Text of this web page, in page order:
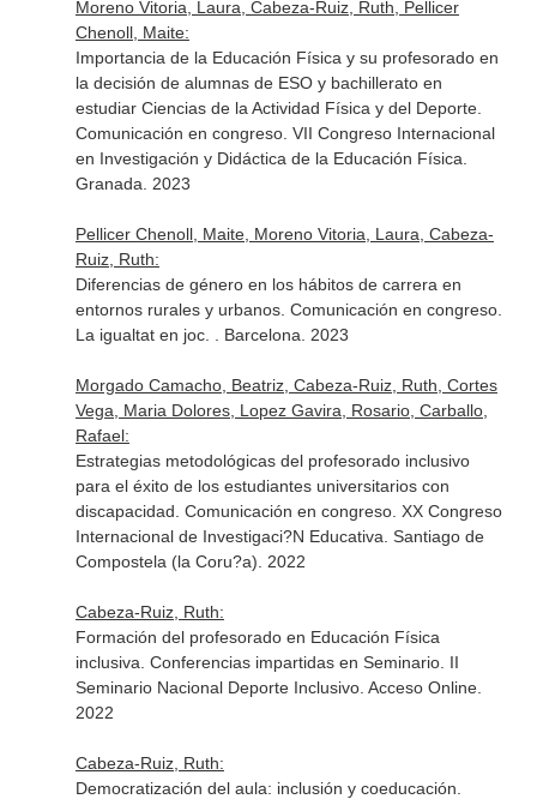
Moreno Vitoria, Laura, Cabeza-Ruiz, Ruth, Pellicer
Chenoll, Maite:
Importancia de la Educación Física y su profesorado en
la decisión de alumnas de ESO y bachillerato en
estudiar Ciencias de la Actividad Física y del Deporte.
Comunicación en congreso. VII Congreso Internacional
en Investigación y Didáctica de la Educación Física.
Granada. 2023
Pellicer Chenoll, Maite, Moreno Vitoria, Laura, Cabeza-
Ruiz, Ruth:
Diferencias de género en los hábitos de carrera en
entornos rurales y urbanos. Comunicación en congreso.
La igualtat en joc. . Barcelona. 2023
Morgado Camacho, Beatriz, Cabeza-Ruiz, Ruth, Cortes
Vega, Maria Dolores, Lopez Gavira, Rosario, Carballo,
Rafael:
Estrategias metodológicas del profesorado inclusivo
para el éxito de los estudiantes universitarios con
discapacidad. Comunicación en congreso. XX Congreso
Internacional de Investigaci?N Educativa. Santiago de
Compostela (la Coru?a). 2022
Cabeza-Ruiz, Ruth:
Formación del profesorado en Educación Física
inclusiva. Conferencias impartidas en Seminario. II
Seminario Nacional Deporte Inclusivo. Acceso Online.
2022
Cabeza-Ruiz, Ruth:
Democratización del aula: inclusión y coeducación.